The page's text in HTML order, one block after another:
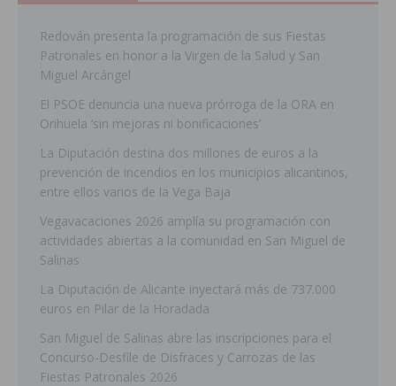
Redován presenta la programación de sus Fiestas
Patronales en honor a la Virgen de la Salud y San
Miguel Arcángel
El PSOE denuncia una nueva prórroga de la ORA en
Orihuela ‘sin mejoras ni bonificaciones’
La Diputación destina dos millones de euros a la
prevención de incendios en los municipios alicantinos,
entre ellos varios de la Vega Baja
Vegavacaciones 2026 amplía su programación con
actividades abiertas a la comunidad en San Miguel de
Salinas
La Diputación de Alicante inyectará más de 737.000
euros en Pilar de la Horadada
San Miguel de Salinas abre las inscripciones para el
Concurso-Desfile de Disfraces y Carrozas de las
Fiestas Patronales 2026